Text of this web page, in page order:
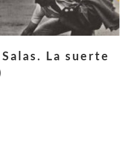
La suerte